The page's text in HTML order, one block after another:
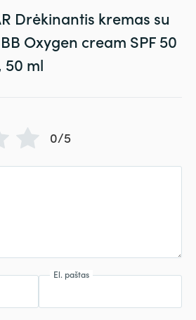
Drėkinantis kremas su
Oxygen cream SPF 50
50 ml
0/5
El. paštas